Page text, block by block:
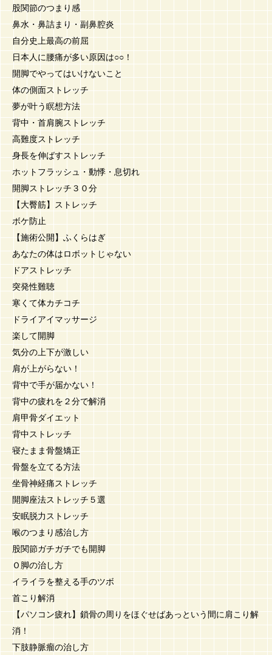
股関節のつまり感
鼻水・鼻詰まり・副鼻腔炎
自分史上最高の前屈
日本人に腰痛が多い原因は○○！
開脚でやってはいけないこと
体の側面ストレッチ
夢が叶う瞑想方法
背中・首肩腕ストレッチ
高難度ストレッチ
身長を伸ばすストレッチ
ホットフラッシュ・動悸・息切れ
開脚ストレッチ３０分
【大臀筋】ストレッチ
ボケ防止
【施術公開】ふくらはぎ
あなたの体はロボットじゃない
ドアストレッチ
突発性難聴
寒くて体カチコチ
ドライアイマッサージ
楽して開脚
気分の上下が激しい
肩が上がらない！
背中で手が届かない！
背中の疲れを２分で解消
肩甲骨ダイエット
背中ストレッチ
寝たまま骨盤矯正
骨盤を立てる方法
坐骨神経痛ストレッチ
開脚座法ストレッチ５選
安眠脱力ストレッチ
喉のつまり感治し方
股関節ガチガチでも開脚
Ｏ脚の治し方
イライラを整える手のツボ
首こり解消
【パソコン疲れ】鎖骨の周りをほぐせばあっという間に肩こり解
消！
下肢静脈瘤の治し方